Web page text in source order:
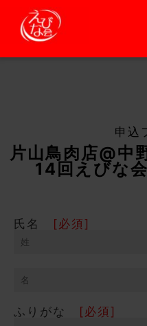
申込
片山鳥肉店@中
14回えびな
氏名 [必須]
ふりがな [必須]